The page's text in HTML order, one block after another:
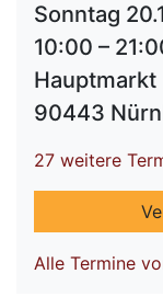
Sonntag
10:00 –
Hauptmarkt
90443
27 weitere
Alle Termine